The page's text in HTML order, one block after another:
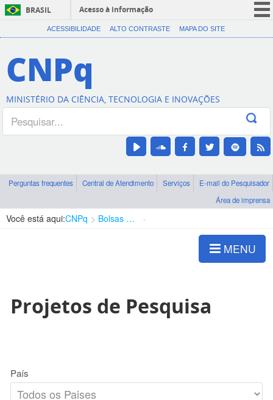
BRASIL
Acesso à informação
CORONAVÍRUS (COVID-19)
Canais
ACESSIBILIDADE ALTO CONTRASTE MAPA DO SITE
CNPq
MINISTÉRIO DA CIÊNCIA, TECNOLOGIA E INOVAÇÕES
Perguntas frequentes Central de Atendimento Serviços
E-mail do Pesquisador
Área de imprensa
Você está aqui:CNPq Bolsas e Auxílios Vigentes
MENU
Projetos de Pesquisa
País